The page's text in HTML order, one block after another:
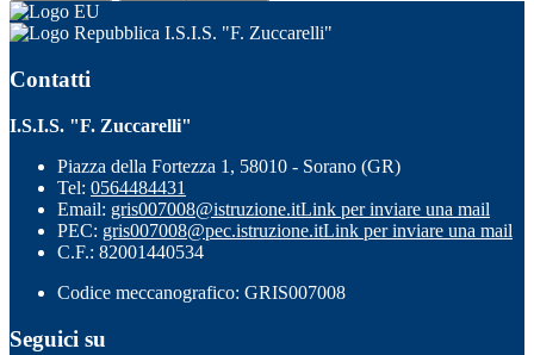
I.S.I.S. "F. Zuccarelli"
Contatti
I.S.I.S. "F. Zuccarelli"
Piazza della Fortezza 1, 58010 - Sorano (GR)
Tel: 0564484431
Email: gris007008@istruzione.itLink per inviare una mail
PEC: gris007008@pec.istruzione.itLink per inviare una mail
C.F.: 82001440534
Codice meccanografico: GRIS007008
Seguici su